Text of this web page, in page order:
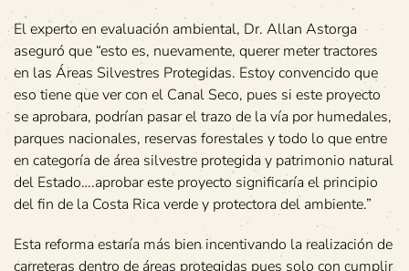
El experto en evaluación ambiental, Dr. Allan Astorga
aseguró que “esto es, nuevamente, querer meter tractores
en las Áreas Silvestres Protegidas. Estoy convencido que
eso tiene que ver con el Canal Seco, pues si este proyecto
se aprobara, podrían pasar el trazo de la vía por humedales,
parques nacionales, reservas forestales y todo lo que entre
en categoría de área silvestre protegida y patrimonio natural
del Estado….aprobar este proyecto significaría el principio
del fin de la Costa Rica verde y protectora del ambiente.”
Esta reforma estaría más bien incentivando la realización de
carreteras dentro de áreas protegidas pues solo con cumplir